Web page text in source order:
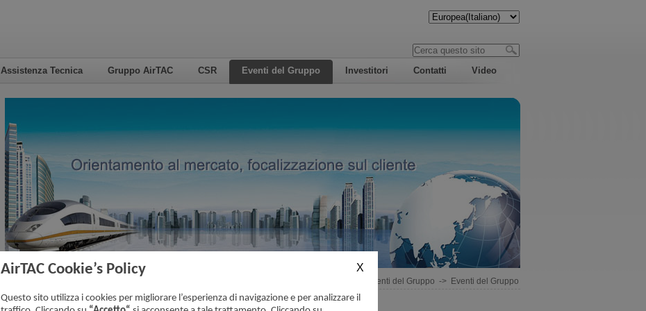
Assistenza Tecnica Gruppo AirTAC CSR Eventi del Gruppo Investitori Contatti Video
Eventi del Gruppo -> Eventi del Gruppo
AirTAC Cookie’s Policy
Questo sito utilizza i cookies per migliorare l’esperienza di navigazione e per analizzare il